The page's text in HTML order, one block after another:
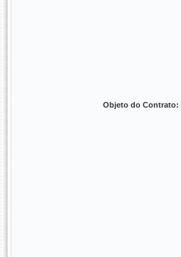
Objeto do Contrato: